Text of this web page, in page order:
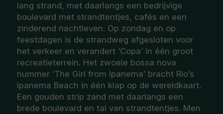
lang strand, met daarlangs een bedrijvige
boulevard met strandtentjes, cafés en een
zinderend nachtleven. Op zondag en op
feestdagen is de strandweg afgesloten voor
het verkeer en verandert ‘Copa’ in één groot
recreatieterrein. Het zwoele bossa nova
nummer ‘The Girl from Ipanema’ bracht Rio’s
Ipanema Beach in één klap op de wereldkaart.
Een gouden strip zand met daarlangs een
brede boulevard en tal van strandtentjes. Men